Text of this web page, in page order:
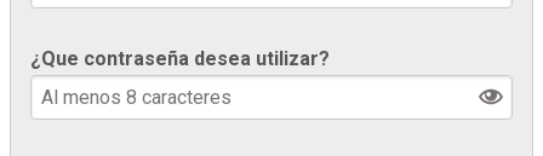
¿Que contraseña desea utilizar?